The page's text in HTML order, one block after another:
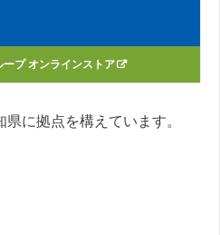
ープ オンラインストア
に拠点を構えています。